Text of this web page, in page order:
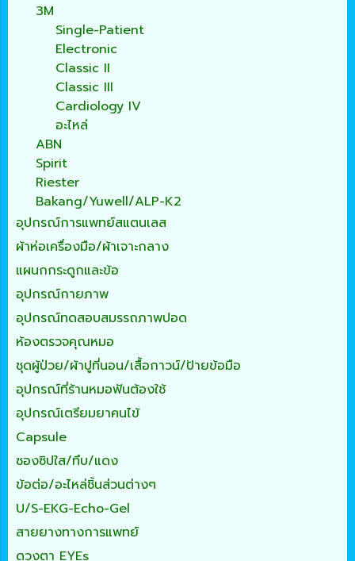
3M
Single-Patient
Electronic
Classic II
Classic III
Cardiology IV
อะไหล่
ABN
Spirit
Riester
Bakang/Yuwell/ALP-K2
อุปกรณ์การแพทย์สแตนเลส
ผ้าห่อเครื่องมือ/ผ้าเจาะกลาง
แผนกกระดูกและข้อ
อุปกรณ์กายภาพ
อุปกรณ์ทดสอบสมรรถภาพปอด
ห้องตรวจคุณหมอ
ชุดผู้ป่วย/ผ้าปูที่นอน/เสื้อกาวน์/ป้ายข้อมือ
อุปกรณ์ที่ร้านหมอฟันต้องใช้
อุปกรณ์เตรียมยาคนไข้
Capsule
ซองซิปใส/ทึบ/แดง
ข้อต่อ/อะไหล่ชิ้นส่วนต่างๆ
U/S-EKG-Echo-Gel
สายยางทางการแพทย์
ดวงตา EYEs